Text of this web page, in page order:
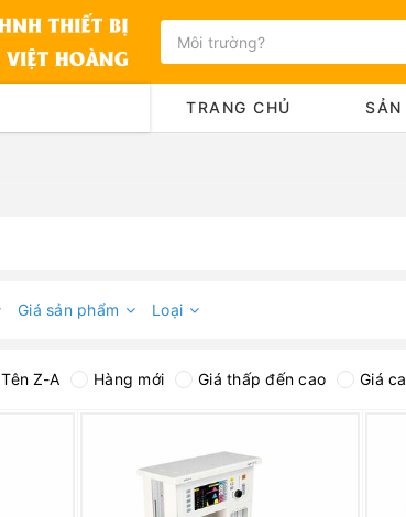
TRANG CHỦ SẢN
Giá sản phẩm Loại
Tên Z-A Hàng mới Giá thấp đến cao Giá